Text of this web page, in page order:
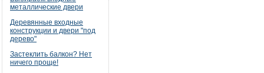
металлические двери
Деревянные входные
конструкции и двери "под
дерево"
Застеклить балкон? Нет
ничего проще!